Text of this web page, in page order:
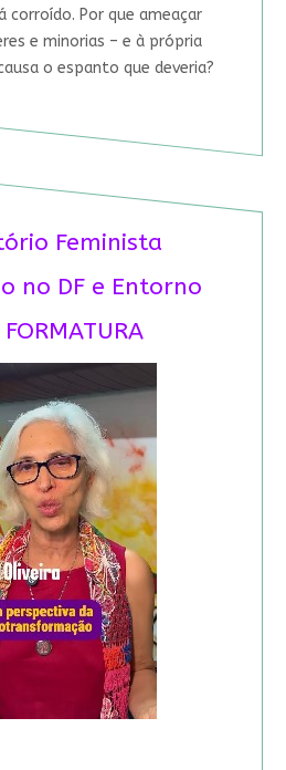
corroído. Por que ameaçar
e minorias – e à própria
o espanto que deveria?
Feminista
no DF e Entorno